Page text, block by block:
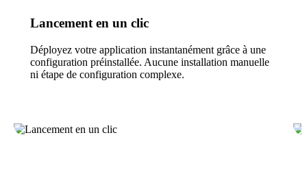
Lancement en un clic
Déployez votre application instantanément grâce à une
configuration préinstallée. Aucune installation manuelle
ni étape de configuration complexe.